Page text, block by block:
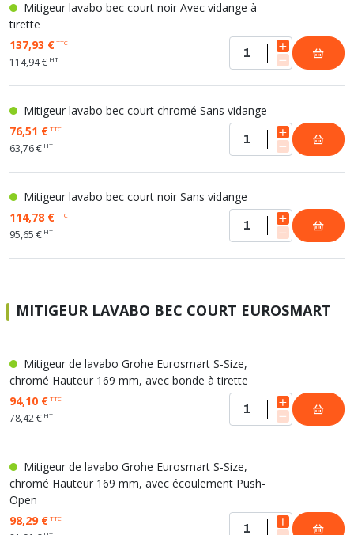
Mitigeur lavabo bec court noir Avec vidange à
tirette
137,93 €TTC
114,94 € HT
Mitigeur lavabo bec court chromé Sans vidange
76,51 €TTC
63,76 € HT
Mitigeur lavabo bec court noir Sans vidange
114,78 €TTC
95,65 € HT
MITIGEUR LAVABO BEC COURT EUROSMART
Mitigeur de lavabo Grohe Eurosmart S-Size,
chromé Hauteur 169 mm, avec bonde à tirette
94,10 €TTC
78,42 € HT
Mitigeur de lavabo Grohe Eurosmart S-Size,
chromé Hauteur 169 mm, avec écoulement Push-
Open
98,29 €TTC